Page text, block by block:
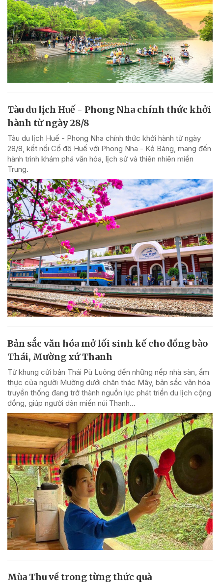
Tàu du lịch Huế - Phong Nha chính thức khởi
hành từ ngày 28/8
Tàu du lịch Huế - Phong Nha chính thức khởi hành từ ngày
28/8, kết nối Cố đô Huế với Phong Nha - Kẻ Bàng, mang đến
hành trình khám phá văn hóa, lịch sử và thiên nhiên miền
Trung.
Bản sắc văn hóa mở lối sinh kế cho đồng bào
Thái, Mường xứ Thanh
Từ khung cửi bản Thái Pù Luông đến những nếp nhà sàn, ẩm
thực của người Mường dưới chân thác Mây, bản sắc văn hóa
truyền thống đang trở thành nguồn lực phát triển du lịch cộng
đồng, giúp người dân miền núi Thanh...
Mùa Thu về trong từng thức quà